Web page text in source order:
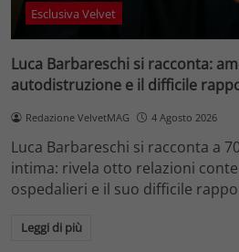
Esclusiva Velvet
Luca Barbareschi si racconta:
autodistruzione e il difficile
Redazione VelvetMAG 4 Agosto 2026
Luca Barbareschi si racconta a
intima: rivela otto relazioni
ospedalieri e il suo difficile
Leggi di più